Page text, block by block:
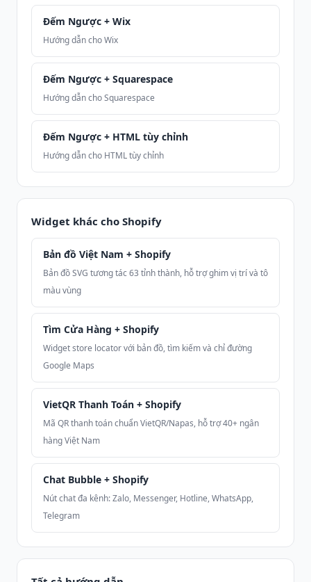
Đếm Ngược + Wix
Hướng dẫn cho Wix
Đếm Ngược + Squarespace
Hướng dẫn cho Squarespace
Đếm Ngược + HTML tùy chỉnh
Hướng dẫn cho HTML tùy chỉnh
Widget khác cho Shopify
Bản đồ Việt Nam + Shopify
Bản đồ SVG tương tác 63 tỉnh thành, hỗ trợ ghim vị trí và tô
màu vùng
Tìm Cửa Hàng + Shopify
Widget store locator với bản đồ, tìm kiếm và chỉ đường
Google Maps
VietQR Thanh Toán + Shopify
Mã QR thanh toán chuẩn VietQR/Napas, hỗ trợ 40+ ngân
hàng Việt Nam
Chat Bubble + Shopify
Nút chat đa kênh: Zalo, Messenger, Hotline, WhatsApp,
Telegram